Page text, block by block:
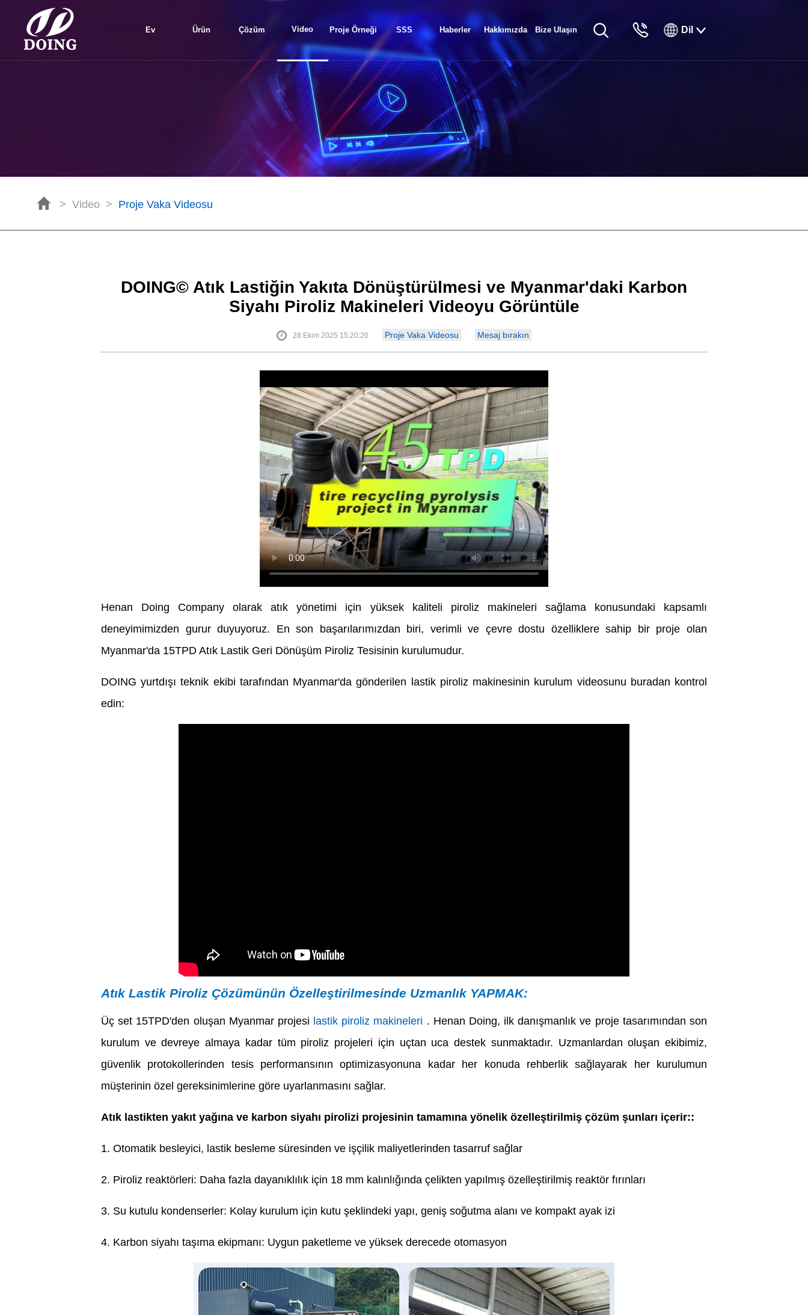
Ev Ürün Çözüm Video Proje Örneği SSS Haberler Hakkımızda Bize Ulaşın Dil
> Video > Proje Vaka Videosu
DOING© Atık Lastiğin Yakıta Dönüştürülmesi ve Myanmar'daki Karbon
Siyahı Piroliz Makineleri Videoyu Görüntüle
28 Ekim 2025 15:20:20 Proje Vaka Videosu Mesaj bırakın
Henan Doing Company olarak atık yönetimi için yüksek kaliteli piroliz makineleri sağlama konusundaki kapsamlı
deneyimimizden gurur duyuyoruz. En son başarılarımızdan biri, verimli ve çevre dostu özelliklere sahip bir proje olan
Myanmar'da 15TPD Atık Lastik Geri Dönüşüm Piroliz Tesisinin kurulumudur.
DOING yurtdışı teknik ekibi tarafından Myanmar'da gönderilen lastik piroliz makinesinin kurulum videosunu buradan kontrol
edin:
Atık Lastik Piroliz Çözümünün Özelleştirilmesinde Uzmanlık YAPMAK:
Üç set 15TPD'den oluşan Myanmar projesi lastik piroliz makineleri . Henan Doing, ilk danışmanlık ve proje tasarımından son
kurulum ve devreye almaya kadar tüm piroliz projeleri için uçtan uca destek sunmaktadır. Uzmanlardan oluşan ekibimiz,
güvenlik protokollerinden tesis performansının optimizasyonuna kadar her konuda rehberlik sağlayarak her kurulumun
müşterinin özel gereksinimlerine göre uyarlanmasını sağlar.
Atık lastikten yakıt yağına ve karbon siyahı pirolizi projesinin tamamına yönelik özelleştirilmiş çözüm şunları içerir::
1. Otomatik besleyici, lastik besleme süresinden ve işçilik maliyetlerinden tasarruf sağlar
2. Piroliz reaktörleri: Daha fazla dayanıklılık için 18 mm kalınlığında çelikten yapılmış özelleştirilmiş reaktör fırınları
3. Su kutulu kondenserler: Kolay kurulum için kutu şeklindeki yapı, geniş soğutma alanı ve kompakt ayak izi
4. Karbon siyahı taşıma ekipmanı: Uygun paketleme ve yüksek derecede otomasyon